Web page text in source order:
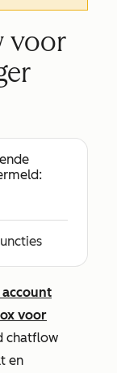
voor
account
voor
chatflow
en